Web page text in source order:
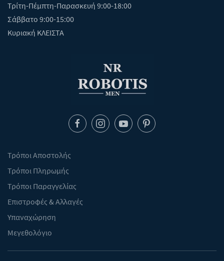
Τρίτη-Πέμπτη-Παρασκευή 9:00-18:00
Σάββατο 9:00-15:00
Κυριακή ΚΛΕΙΣΤΑ
Τρόποι Αποστολής
Τρόποι Πληρωμής
Τρόποι Παραγγελίας
Επιστροφές & Αλλαγές
Υπαναχώρηση
Μεγεθολόγιο